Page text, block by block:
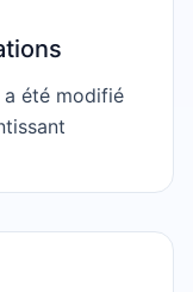
a été modifié